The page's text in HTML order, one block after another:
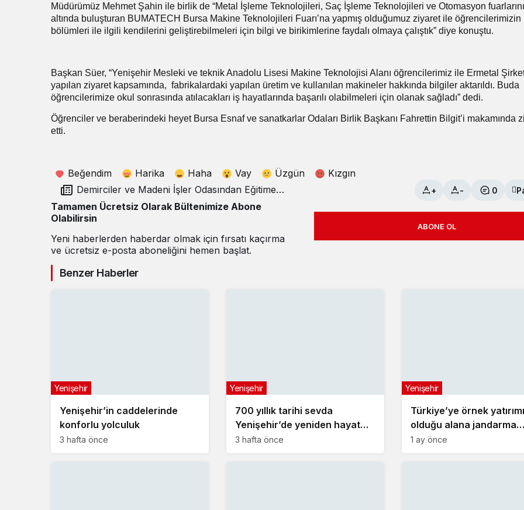
Müdürümüz Mehmet Şahin ile birlik de “Metal İşleme Teknolojileri, Saç İşleme Teknolojileri ve Otomasyon
altında buluşturan BUMATECH Bursa Makine Teknolojileri Fuarı’na yapmış olduğumuz ziyaret ile öğrencilerimizin
bölümleri ile ilgili kendilerini geliştirebilmeleri için bilgi ve birikimlerine faydalı olmaya çalıştık” diye konuştu.
Başkan Süer, “Yenişehir Mesleki ve teknik Anadolu Lisesi Makine Teknolojisi Alanı öğrencilerimiz ile Ermetal
yapılan ziyaret kapsamında, fabrikalardaki yapılan üretim ve kullanılan makineler hakkında bilgiler aktarıldı. Buda
öğrencilerimize okul sonrasında atılacakları iş hayatlarında başarılı olabilmeleri için olanak sağladı” dedi.
Öğrenciler ve beraberindeki heyet Bursa Esnaf ve sanatkarlar Odaları Birlik Başkanı Fahrettin Bilgit’i makamında
etti.
Beğendim Harika Haha Vay Üzgün
Kızgın
destek devam ediyor
+ - 0
Tamamen Ücretsiz Olarak Bültenimize Abone
Olabilirsin
Yeni haberlerden haberdar olmak için fırsatı kaçırma
ve ücretsiz e-posta aboneliğini hemen başlat.
ABONE OL
Benzer Haberler
Yenişehir’in caddelerinde
konforlu yolculuk
Yenişehir
3 hafta önce
700 yıllık tarihi sevda
Yenişehir’de yeniden hayat
buldu
Yenişehir
3 hafta önce
Türkiye’ye örnek
olduğu alana jandarma
karakolu yapılıyor
Yenişehir
1 ay önce